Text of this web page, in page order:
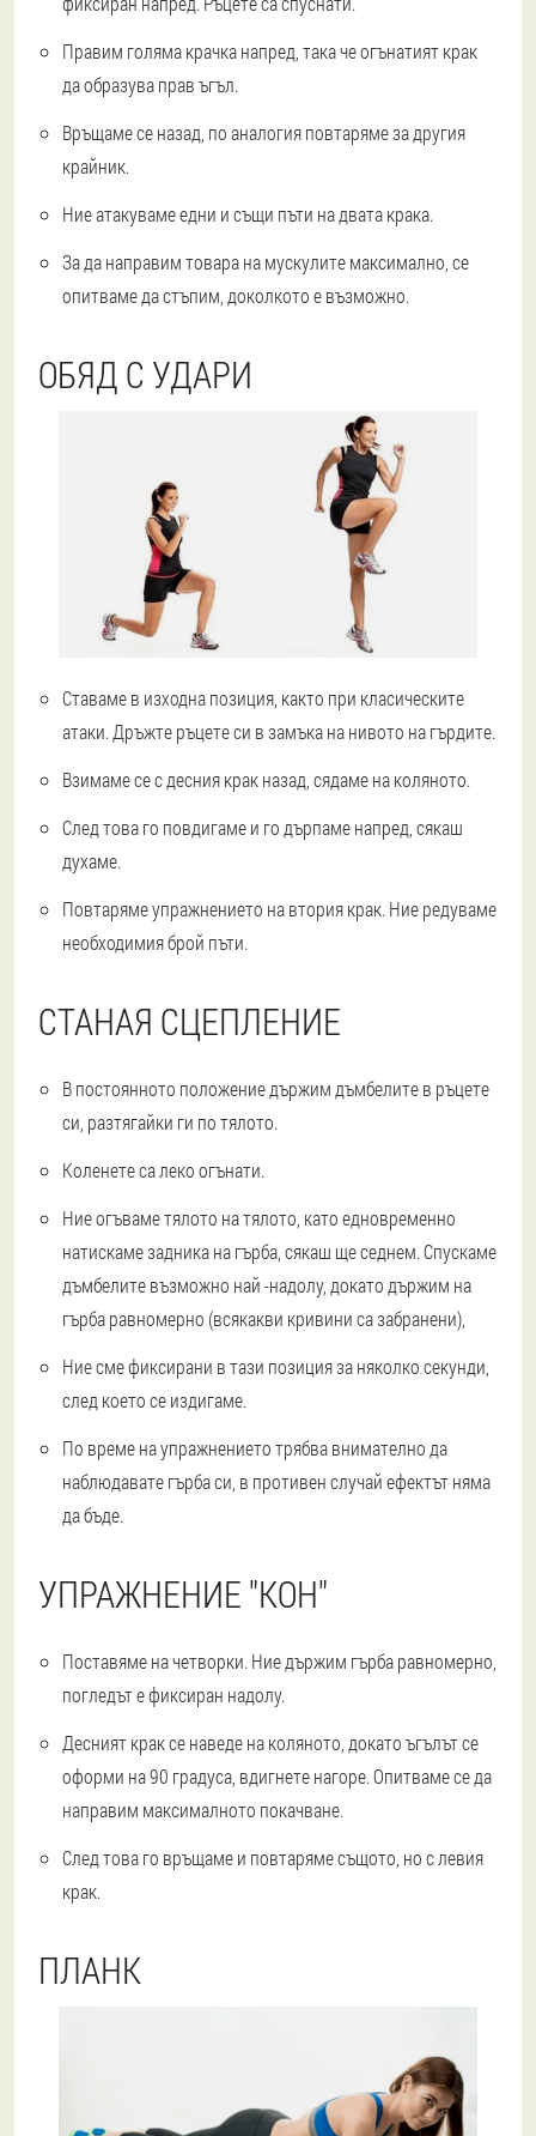
Правим голяма крачка напред, така че огънатият крак
да образува прав ъгъл.
Връщаме се назад, по аналогия повтаряме за другия
крайник.
Ние атакуваме едни и същи пъти на двата крака.
За да направим товара на мускулите максимално, се
опитваме да стъпим, доколкото е възможно.
ОБЯД С УДАРИ
Ставаме в изходна позиция, както при класическите
атаки. Дръжте ръцете си в замъка на нивото на гърдите.
Взимаме се с десния крак назад, сядаме на коляното.
След това го повдигаме и го дърпаме напред, сякаш
духаме.
Повтаряме упражнението на втория крак. Ние редуваме
необходимия брой пъти.
СТАНАЯ СЦЕПЛЕНИЕ
В постоянното положение държим дъмбелите в ръцете
си, разтягайки ги по тялото.
Коленете са леко огънати.
Ние огъваме тялото на тялото, като едновременно
натискаме задника на гърба, сякаш ще седнем. Спускаме
дъмбелите възможно най -надолу, докато държим на
гърба равномерно (всякакви кривини са забранени),
Ние сме фиксирани в тази позиция за няколко секунди,
след което се издигаме.
По време на упражнението трябва внимателно да
наблюдавате гърба си, в противен случай ефектът няма
да бъде.
УПРАЖНЕНИЕ "КОН"
Поставяме на четворки. Ние държим гърба равномерно,
погледът е фиксиран надолу.
Десният крак се наведе на коляното, докато ъгълът се
оформи на 90 градуса, вдигнете нагоре. Опитваме се да
направим максималното покачване.
След това го връщаме и повтаряме същото, но с левия
крак.
ПЛАНК